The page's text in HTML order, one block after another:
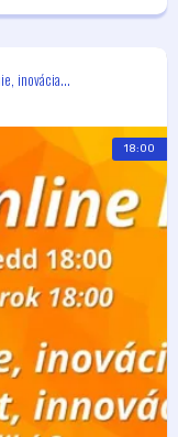
inovácia...
18:00